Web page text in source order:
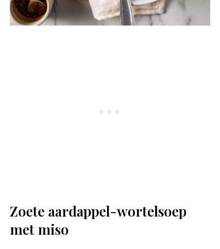
Zoete aardappel-wortelsoep
met miso